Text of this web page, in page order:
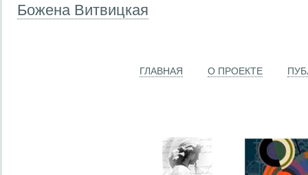
Божена Витвицкая
ГЛАВНАЯ О ПРОЕКТЕ